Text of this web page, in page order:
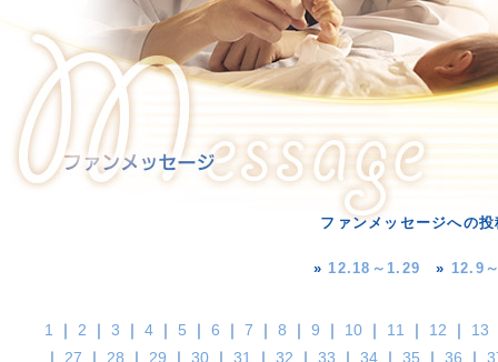
ファンメッセージへの
»12.18～1.29 » 12.9
1 ｜ 2 ｜ 3 ｜ 4 ｜ 5 ｜ 6 ｜ 7 ｜ 8 ｜ 9 ｜ 10 ｜ 11 ｜ 12 ｜ 13
｜ 27 ｜ 28 ｜ 29 ｜ 30 ｜ 31 ｜ 32 ｜ 33 ｜ 34 ｜ 35 ｜ 36 ｜